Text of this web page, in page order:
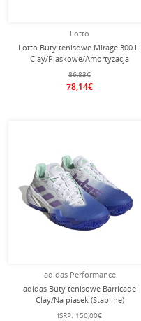
Lotto
Lotto Buty tenisowe Mirage 300 III
Clay/Piaskowe/Amortyzacja
czarne/kwasowo zielone męskie
86,83€
78,14€
adidas Performance
adidas Buty tenisowe Barricade
Clay/Na piasek (Stabilne)
białe/niebieskie/fioletowe Damskie
fSRP: 150,00€